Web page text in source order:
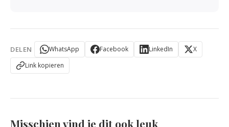
DELEN WhatsApp Facebook LinkedIn
X
Link kopieren
Misschien vind je dit ook leuk